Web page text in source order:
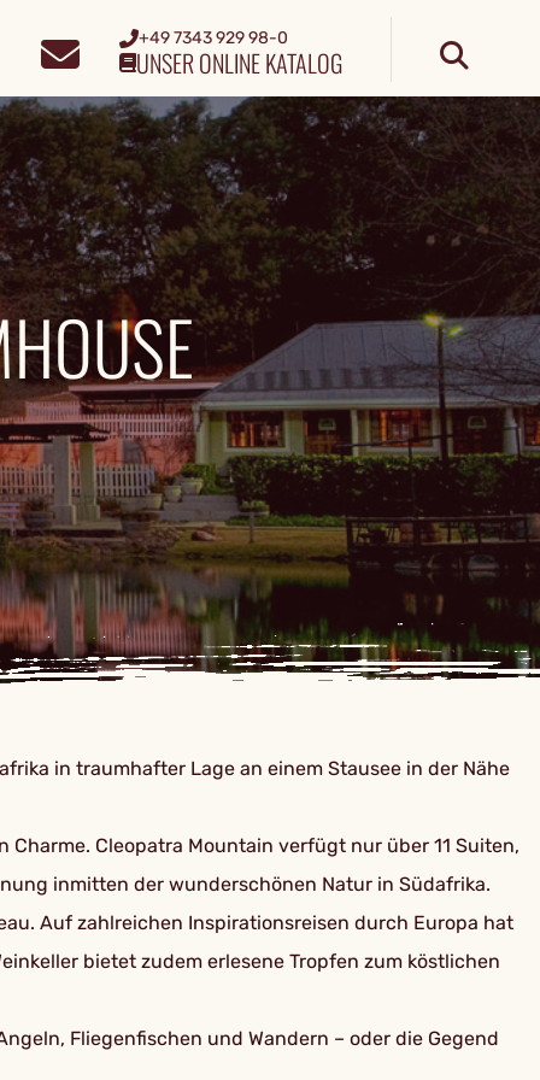
+49 7343 929 98-0
UNSER ONLINE KATALOG
in traumhafter Lage an einem Stausee in der Nähe
Cleopatra Mountain verfügt nur über 11 Suiten,
inmitten der wunderschönen Natur in Südafrika.
Auf zahlreichen Inspirationsreisen durch Europa hat
bietet zudem erlesene Tropfen zum köstlichen
Fliegenfischen und Wandern – oder die Gegend